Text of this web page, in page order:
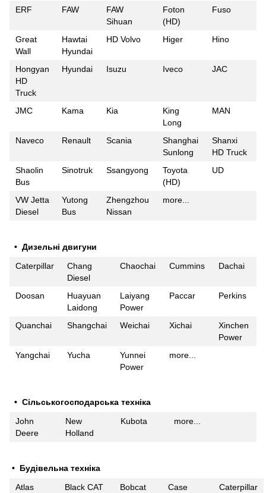
ERF
FAW
FAW
Sihuan
Foton
(HD)
Fuso
Great
Wall
Hawtai
Hyundai
HD Volvo Higer Hino
Hongyan
HD
Truck
Hyundai Isuzu Iveco JAC
JMC Kama Kia
King
Long
MAN
Naveco Renault Scania
Shanghai
Sunlong
Shanxi
HD Truck
Shaolin
Bus
Sinotruk Ssangyong
Toyota
(HD)
UD
VW Jetta
Diesel
Yutong
Bus
Zhengzhou
Nissan
more...
• Дизельні двигуни
Caterpillar
Chang
Diesel
Chaochai Cummins Dachai
Doosan
Huayuan
Laidong
Laiyang
Power
Paccar Perkins
Quanchai Shangchai Weichai Xichai
Xinchen
Power
Yangchai
Yucha
Yunnei
Power
more...
• Сільськогосподарська техніка
John
Deere
New
Holland
Kubota more...
• Будівельна техніка
Atlas
Black CAT Bobcat Case
Caterpillar